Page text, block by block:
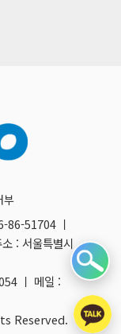
부
86-51704 ㅣ
: 서울특별시
ㅣ 메일 :
Reserved.